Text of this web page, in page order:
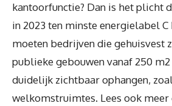
kantoorfunctie? Dan is het plicht
in 2023 ten minste energielabel C
moeten bedrijven die gehuisvest
publieke gebouwen vanaf 250
duidelijk zichtbaar ophangen,
welkomstruimtes. Lees ook meer